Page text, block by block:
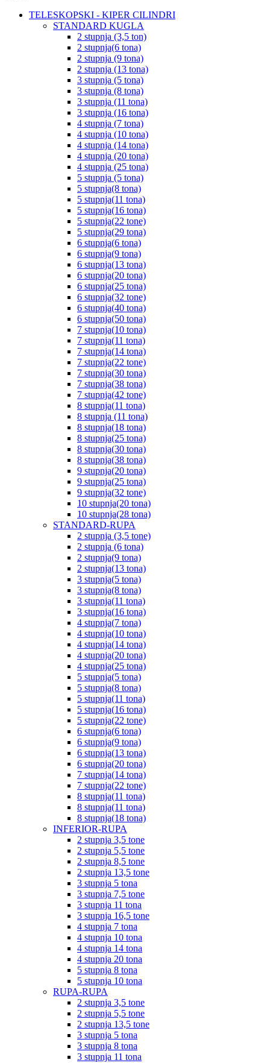
TELESKOPSKI - KIPER CILINDRI
STANDARD KUGLA
2 stupnja (3,5 ton)
2 stupnja(6 tona)
2 stupnja (9 tona)
2 stupnja (13 tona)
3 stupnja (5 tona)
3 stupnja (8 tona)
3 stupnja (11 tona)
3 stupnja (16 tona)
4 stupnja (7 tona)
4 stupnja (10 tona)
4 stupnja (14 tona)
4 stupnja (20 tona)
4 stupnja (25 tona)
5 stupnja (5 tona)
5 stupnja(8 tona)
5 stupnja(11 tona)
5 stupnja(16 tona)
5 stupnja(22 tone)
5 stupnja(29 tona)
6 stupnja(6 tona)
6 stupnja(9 tona)
6 stupnja(13 tona)
6 stupnja(20 tona)
6 stupnja(25 tona)
6 stupnja(32 tone)
6 stupnja(40 tona)
6 stupnja(50 tona)
7 stupnja(10 tona)
7 stupnja(11 tona)
7 stupnja(14 tona)
7 stupnja(22 tone)
7 stupnja(30 tona)
7 stupnja(38 tona)
7 stupnja(42 tone)
8 stupnja(11 tona)
8 stupnja (11 tona)
8 stupnja(18 tona)
8 stupnja(25 tona)
8 stupnja(30 tona)
8 stupnja(38 tona)
9 stupnja(20 tona)
9 stupnja(25 tona)
9 stupnja(32 tone)
10 stupnja(20 tona)
10 stupnja(28 tona)
STANDARD-RUPA
2 stupnja (3,5 tone)
2 stupnja (6 tona)
2 stupnja(9 tona)
2 stupnja(13 tona)
3 stupnja(5 tona)
3 stupnja(8 tona)
3 stupnja(11 tona)
3 stupnja(16 tona)
4 stupnja(7 tona)
4 stupnja(10 tona)
4 stupnja(14 tona)
4 stupnja(20 tona)
4 stupnja(25 tona)
5 stupnja(5 tona)
5 stupnja(8 tona)
5 stupnja(11 tona)
5 stupnja(16 tona)
5 stupnja(22 tone)
6 stupnja(6 tona)
6 stupnja(9 tona)
6 stupnja(13 tona)
6 stupnja(20 tona)
7 stupnja(14 tona)
7 stupnja(22 tone)
8 stupnja(11 tona)
8 stupnja(11 tona)
8 stupnja(18 tona)
INFERIOR-RUPA
2 stupnja 3,5 tone
2 stupnja 5,5 tone
2 stupnja 8,5 tone
2 stupnja 13,5 tone
3 stupnja 5 tona
3 stupnja 7,5 tone
3 stupnja 11 tona
3 stupnja 16,5 tone
4 stupnja 7 tona
4 stupnja 10 tona
4 stupnja 14 tona
4 stupnja 20 tona
5 stupnja 8 tona
5 stupnja 10 tona
RUPA-RUPA
2 stupnja 3,5 tone
2 stupnja 5,5 tone
2 stupnja 13,5 tone
3 stupnja 5 tona
3 stupnja 8 tona
3 stupnja 11 tona